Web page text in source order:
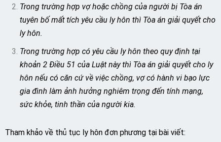
Trong trường hợp vợ hoặc chồng của người bị Tòa án
tuyên bố mất tích yêu cầu ly hôn thì Tòa án giải quyết cho
ly hôn.
Trong trường hợp có yêu cầu ly hôn theo quy định tại
khoản 2 Điều 51 của Luật này thì Tòa án giải quyết cho ly
hôn nếu có căn cứ về việc chồng, vợ có hành vi bạo lực
gia đình làm ảnh hưởng nghiêm trọng đến tính mạng,
sức khỏe, tinh thần của người kia.
Tham khảo về thủ tục ly hôn đơn phương tại bài viết: